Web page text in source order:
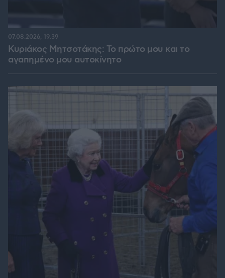
Κυριάκος Μητσοτάκης: Το πρώτο μου και το
αγαπημένο μου αυτοκίνητο
07.08.2026, 19:39